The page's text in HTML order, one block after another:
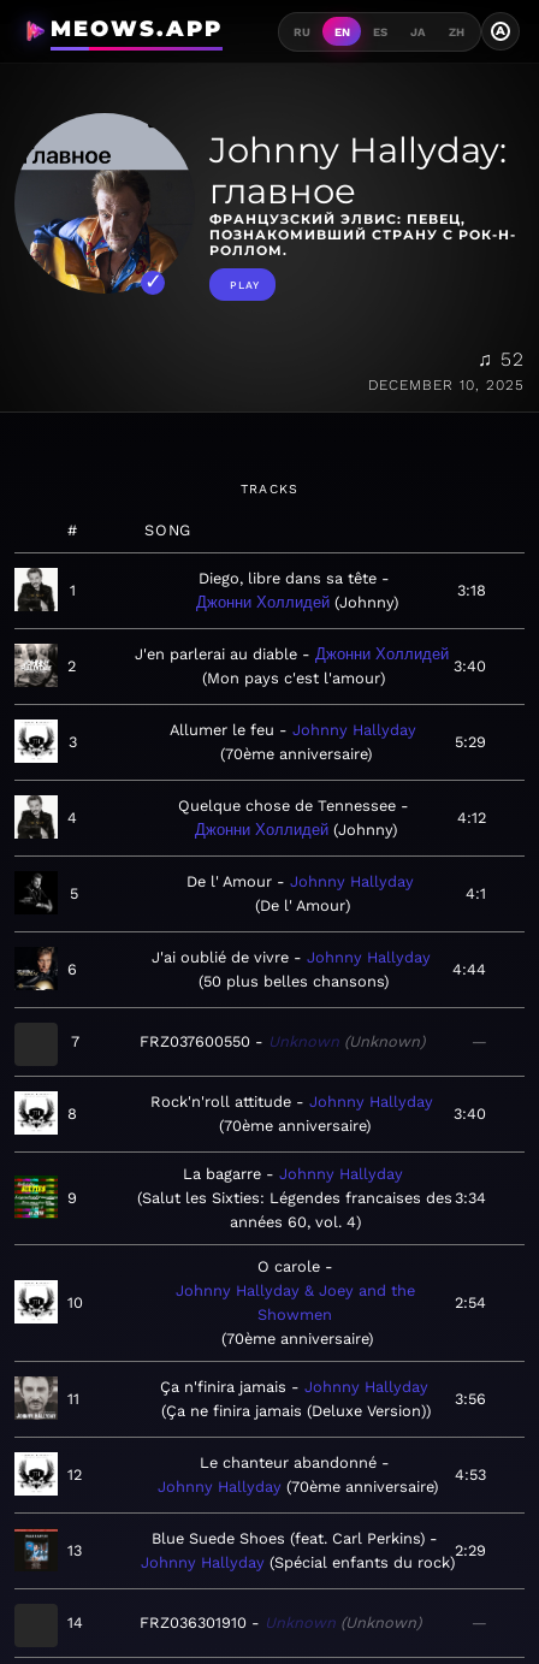
MEOWS.APP RU EN ES JA ZH A
Johnny Hallyday:
главное
ФРАНЦУЗСКИЙ ЭЛВИС: ПЕВЕЦ,
ПОЗНАКОМИВШИЙ СТРАНУ С РОК-Н-
РОЛЛОМ.
PLAY
♫ 52
DECEMBER 10, 2025
TRACKS
# SONG
1
Diego, libre dans sa tête
Джонни Холлидей Johnny
3:18
2
J'en parlerai au diable
Джонни Холлидей
Mon pays c'est l'amour
3:40
3
Allumer le feu
Johnny Hallyday
70ème anniversaire
5:29
4
Quelque chose de Tennessee
Джонни Холлидей Johnny
4:12
5
De l' Amour
Johnny Hallyday
De l' Amour
4:1
6
J'ai oublié de vivre
Johnny Hallyday
50 plus belles chansons
4:44
7 FRZ037600550 Unknown Unknown —
8
Rock'n'roll attitude
Johnny Hallyday
70ème anniversaire
3:40
9
La bagarre
Johnny Hallyday
Salut les Sixties: Légendes francaises des
années 60, vol. 4
3:34
10
O carole
Johnny Hallyday & Joey and the
Showmen
70ème anniversaire
2:54
11
Ça n'finira jamais
Johnny Hallyday
Ça ne finira jamais (Deluxe Version)
3:56
12
Le chanteur abandonné
Johnny Hallyday 70ème anniversaire
4:53
13
Blue Suede Shoes (feat. Carl Perkins)
Johnny Hallyday Spécial enfants du rock
2:29
14 FRZ036301910 Unknown Unknown —